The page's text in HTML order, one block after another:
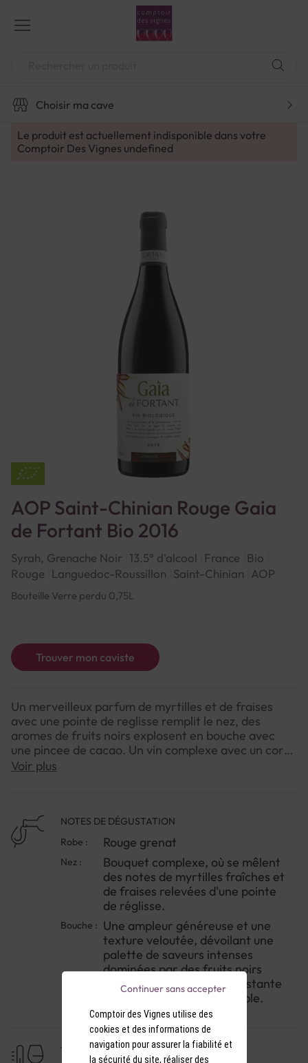
contenu
Choisir ma cave
Le produit est actuellement indisponible dans votre
Comptoir Des Vignes undefined
AOP Saint-Chinian Rouge Gaia
de Fortant Bio 2016
Syrah, Grenache Noir 13.5° d'alcool France
Bio
Rouge
Languedoc-Roussillon Saint-Chinian AOP
Bouteille Verre perdu 0,75L
Trouver mon caviste
Un merveilleux parfum de myrtilles et de fraises
avec une pointe de reglisse remplit le nez, des
aromes de fruits noirs explosent en bouche avec
une pincee de cacao. Un vin complexe avec un corps
plein qui convainc par une longue finale.
Voir plus
NOTES DE DÉGUSTATION
Robe :
Rouge grenat
Nez :
Bouquet complexe, où se mêlent
des notes de myrtilles fraîches et
de fraises relevées d'une pointe
de réglisse.
Bouche : Une ampleur généreuse et une
texture veloutée, dévoilant une
palette de saveurs intenses
dominées par des fruits noirs
chocolatés. La finale persistante
laisse un souvenir inoubliable.
TEMPÉRATURE DE SERVICE
Comptoir des Vignes utilise des
cookies et des informations de
navigation pour assurer la fiabilité et
la sécurité du site, réaliser des
Continuer sans accepter